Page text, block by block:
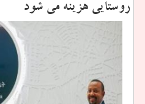
روستایی هزینه می شود